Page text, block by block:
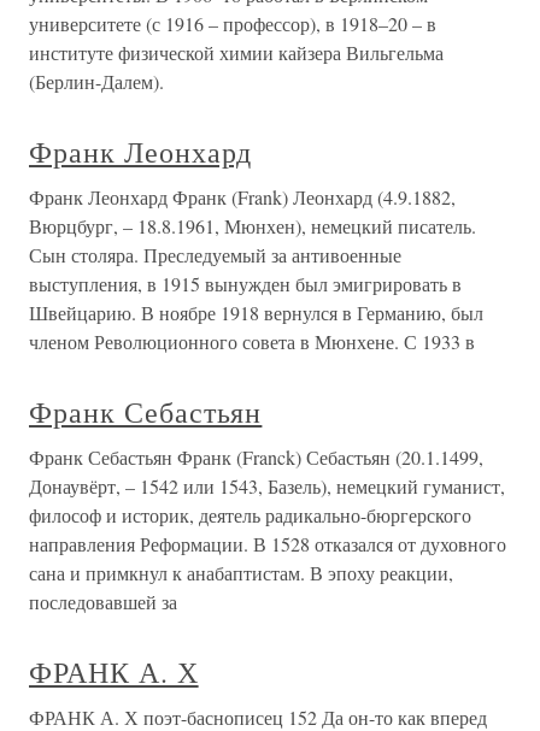
университете (с 1916 – профессор), в 1918–20 – в
институте физической химии кайзера Вильгельма
(Берлин-Далем).
Франк Леонхард
Франк Леонхард Франк (Frank) Леонхард (4.9.1882,
Вюрцбург, – 18.8.1961, Мюнхен), немецкий писатель.
Сын столяра. Преследуемый за антивоенные
выступления, в 1915 вынужден был эмигрировать в
Швейцарию. В ноябре 1918 вернулся в Германию, был
членом Революционного совета в Мюнхене. С 1933 в
Франк Себастьян
Франк Себастьян Франк (Franck) Себастьян (20.1.1499,
Донаувёрт, – 1542 или 1543, Базель), немецкий гуманист,
философ и историк, деятель радикально-бюргерского
направления Реформации. В 1528 отказался от духовного
сана и примкнул к анабаптистам. В эпоху реакции,
последовавшей за
ФРАНК А. Х
ФРАНК А. Х поэт-баснописец 152 Да он-то как вперед